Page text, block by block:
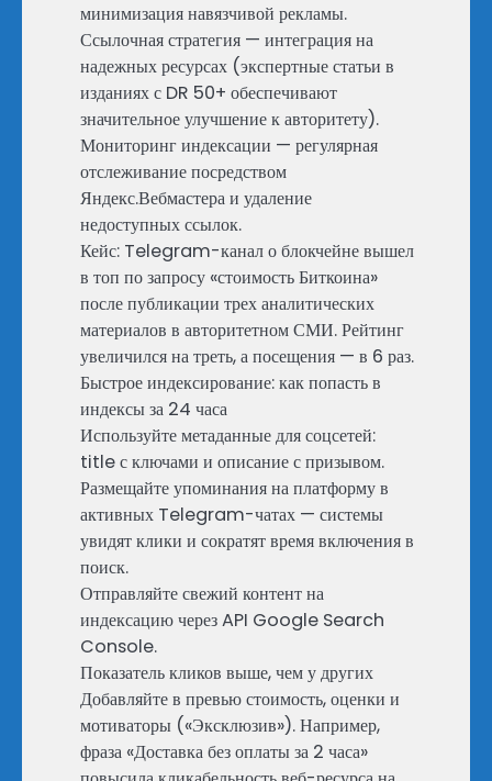
минимизация навязчивой рекламы.
Ссылочная стратегия — интеграция на
надежных ресурсах (экспертные статьи в
изданиях с DR 50+ обеспечивают
значительное улучшение к авторитету).
Мониторинг индексации — регулярная
отслеживание посредством
Яндекс.Вебмастера и удаление
недоступных ссылок.
Кейс: Telegram-канал о блокчейне вышел
в топ по запросу «стоимость Биткоина»
после публикации трех аналитических
материалов в авторитетном СМИ. Рейтинг
увеличился на треть, а посещения — в 6 раз.
Быстрое индексирование: как попасть в
индексы за 24 часа
Используйте метаданные для соцсетей:
title с ключами и описание с призывом.
Размещайте упоминания на платформу в
активных Telegram-чатах — системы
увидят клики и сократят время включения в
поиск.
Отправляйте свежий контент на
индексацию через API Google Search
Console.
Показатель кликов выше, чем у других
Добавляйте в превью стоимость, оценки и
мотиваторы («Эксклюзив»). Например,
фраза «Доставка без оплаты за 2 часа»